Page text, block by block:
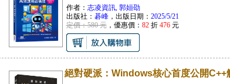
作者： 志凌資訊, 郭姮劭
出版社： 碁峰，出版日期： 2025/5/21
定價：580 元，優惠價： 82折 476元
絕對硬派：Windows核心首度公開C++